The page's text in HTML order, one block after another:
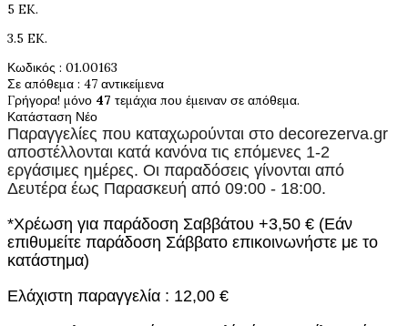
5 EK.
3.5 EK.
Κωδικός : 01.00163
Σε απόθεμα : 47 αντικείμενα
Γρήγορα! μόνο 47 τεμάχια που έμειναν σε απόθεμα.
Κατάσταση Νέο
Παραγγελίες που καταχωρούνται στο decorezerva.gr
αποστέλλονται κατά κανόνα τις επόμενες 1-2
εργάσιμες ημέρες. Οι παραδόσεις γίνονται από
Δευτέρα έως Παρασκευή από 09:00 - 18:00.
*Χρέωση για παράδοση Σαββάτου +3,50 € (Εάν
επιθυμείτε παράδοση Σάββατο επικοινωνήστε με το
κατάστημα)
Ελάχιστη παραγγελία : 12,00 €